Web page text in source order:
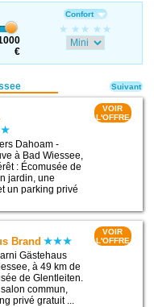
€
Confort
Dahoam -
à Bad Wiessee,
: Écomusée de
jardin, une
un parking privé
VOIR
L'OFFRE
Brand
Gästehaus
à 49 km de
de Glentleiten.
salon commun,
privé gratuit ...
VOIR
L'OFFRE
Suivant